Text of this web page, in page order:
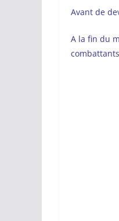
Avant de
A la fin du